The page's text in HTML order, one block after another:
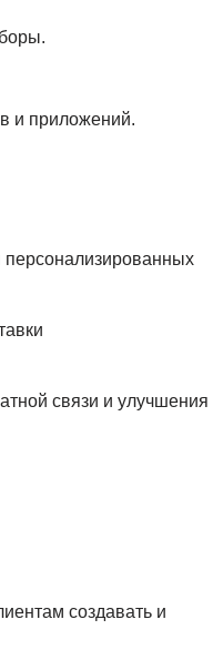
и приложений.
связи и улучшения
создавать и